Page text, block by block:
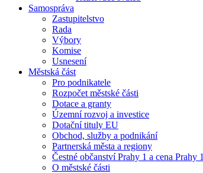
Samospráva
Zastupitelstvo
Rada
Výbory
Komise
Usnesení
Městská část
Pro podnikatele
Rozpočet městské části
Dotace a granty
Územní rozvoj a investice
Dotační tituly EU
Obchod, služby a podnikání
Partnerská města a regiony
Čestné občanství Prahy 1 a cena Prahy 1
O městské části